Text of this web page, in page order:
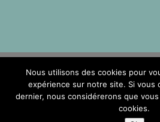
2017©Temps de
Nous utilisons des cookies pour
expérience sur notre site. Si vous
dernier, nous considérerons que
cookies.